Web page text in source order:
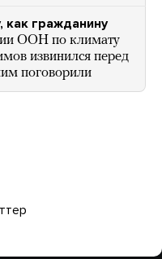
как гражданину
ООН по климату
извинился перед
поговорили